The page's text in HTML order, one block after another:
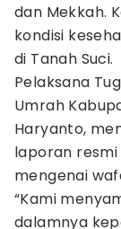
dan Mekkah.
kondisi
di Tanah Suci.
Pelaksana
Umrah
Haryanto,
laporan
mengenai
“Kami
dalamnya